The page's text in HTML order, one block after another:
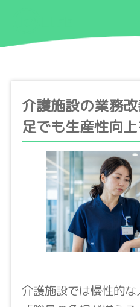
介護施設の業務
足でも生産性向
介護施設では慢性的な